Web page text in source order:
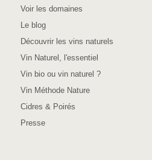
Voir les domaines
Le blog
Découvrir les vins naturels
Vin Naturel, l'essentiel
Vin bio ou vin naturel ?
Vin Méthode Nature
Cidres & Poirés
Presse